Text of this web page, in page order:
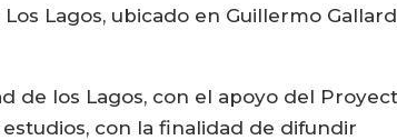
Lagos, ubicado en Guillermo
de los Lagos, con el apoyo del
con la finalidad de difundir